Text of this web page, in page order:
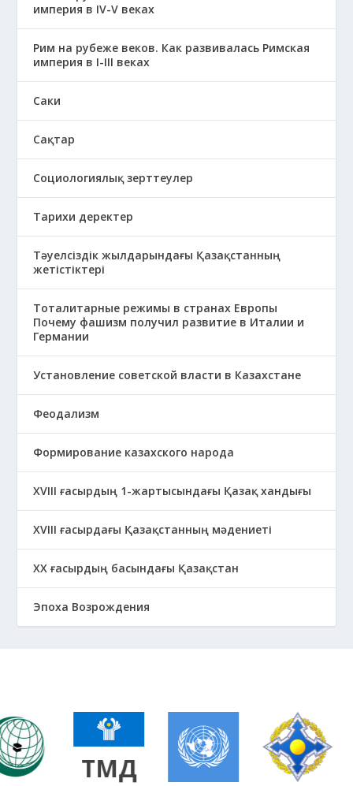
империя в IV-V веках
Рим на рубеже веков. Как развивалась Римская
империя в І-ІІІ веках
Саки
Сақтар
Социологиялық зерттеулер
Тарихи деректер
Тәуелсіздік жылдарындағы Қазақстанның
жетістіктері
Тоталитарные режимы в странах Европы
Почему фашизм получил развитие в Италии и
Германии
Установление советской власти в Казахстане
Феодализм
Формирование казахского народа
ХVIII ғасырдың 1-жартысындағы Қазақ хандығы
ХVІІІ ғасырдағы Қазақстанның мәдениеті
ХХ ғасырдың басындағы Қазақстан
Эпоха Возрождения
ТМД